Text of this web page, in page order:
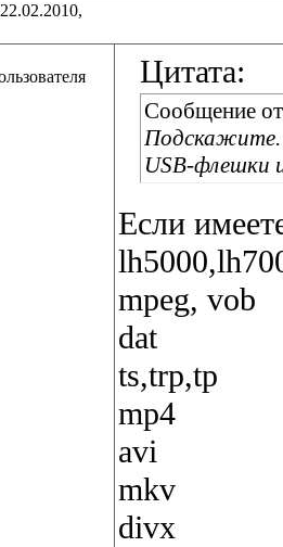
22.02.2010,
Цитата:
Сообщение
USB-флешки
Если
mpeg, vob
dat
ts,trp,tp
mp4
avi
mkv
divx